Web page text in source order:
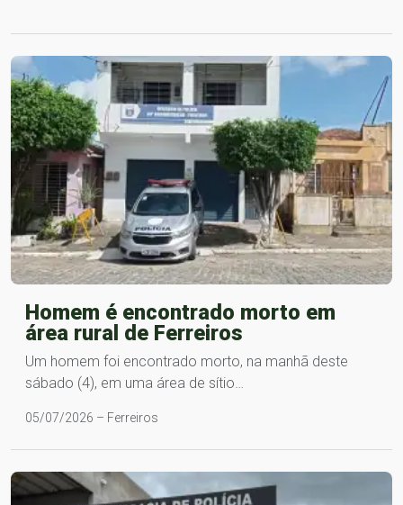
Homem é encontrado morto em
área rural de Ferreiros
Um homem foi encontrado morto, na manhã deste
sábado (4), em uma área de sítio…
05/07/2026 – Ferreiros